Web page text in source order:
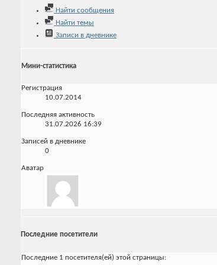
Найти сообщения
Найти темы
Записи в дневнике
Мини-статистика
Регистрация
10.07.2014
Последняя активность
31.07.2026 16:39
Записей в дневнике
0
Аватар
Последние посетители
Последние 1 посетителя(ей) этой страницы: